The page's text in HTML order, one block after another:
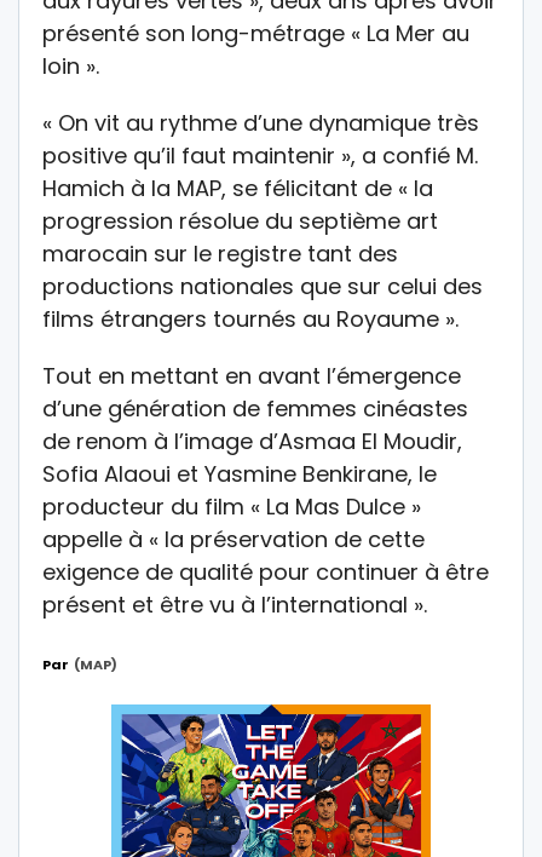
présenté son long-métrage « La Mer au
loin ».
« On vit au rythme d’une dynamique très
positive qu’il faut maintenir », a confié M.
Hamich à la MAP, se félicitant de « la
progression résolue du septième art
marocain sur le registre tant des
productions nationales que sur celui des
films étrangers tournés au Royaume ».
Tout en mettant en avant l’émergence
d’une génération de femmes cinéastes
de renom à l’image d’Asmaa El Moudir,
Sofia Alaoui et Yasmine Benkirane, le
producteur du film « La Mas Dulce »
appelle à « la préservation de cette
exigence de qualité pour continuer à être
présent et être vu à l’international ».
Par (MAP)